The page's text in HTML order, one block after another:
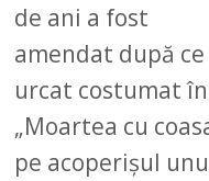
de ani a fost
amendat după ce
urcat costumat în
„Moartea cu
pe acoperișul